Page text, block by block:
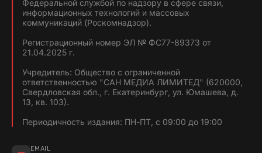
Федеральной службой по надзору в сфере связи,
информационных технологий и массовых
коммуникаций (Роскомнадзор).
Регистрационный номер ЭЛ № ФС77-89373 от
21.04.2025 г.
Учредитель: Общество с ограниченной
ответственностью "САН МЕДИА ЛИМИТЕД" (620000,
Свердловская обл., г. Екатеринбург, ул. Юмашева, д.
13, кв. 103).
Периодичность издания: ПН-ПТ, с 09:00 до 19:00
EMAIL